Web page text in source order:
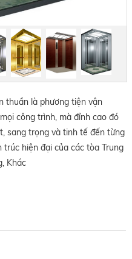
thuần là phương tiện vận
công trình, mà đỉnh cao đó
sang trọng và tinh tế đến từng
hiện đại của các tòa Trung
Khác